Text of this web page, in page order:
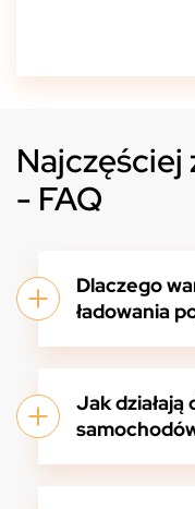
Najczęściej
- FAQ
Dlaczego
ładowania
Jak działają